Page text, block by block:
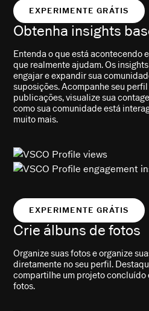
EXPERIMENTE GRÁTIS
Obtenha insights
Entenda o que está acontecendo
que realmente ajudam. Os
engajar e expandir sua
suposições. Acompanhe seu
publicações, visualize sua
como sua comunidade está
muito mais.
EXPERIMENTE GRÁTIS
Crie álbuns de fotos
Organize suas fotos e organize
diretamente no seu perfil.
compartilhe um projeto concluído
fotos.